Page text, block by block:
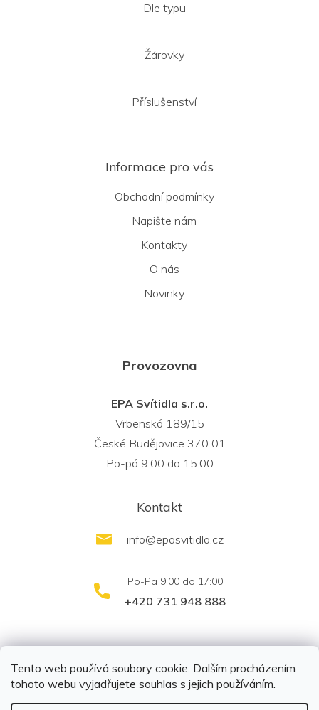
Tento web používá soubory cookie. Dalším procházením
tohoto webu vyjadřujete souhlas s jejich používáním.
Dle typu
Žárovky
Příslušenství
Informace pro vás
Obchodní podmínky
Napište nám
Kontakty
O nás
Novinky
Provozovna
EPA Svítidla s.r.o.
Vrbenská 189/15
České Budějovice 370 01
Po-pá 9:00 do 15:00
Kontakt
info@epasvitidla.cz
+420 731 948 888